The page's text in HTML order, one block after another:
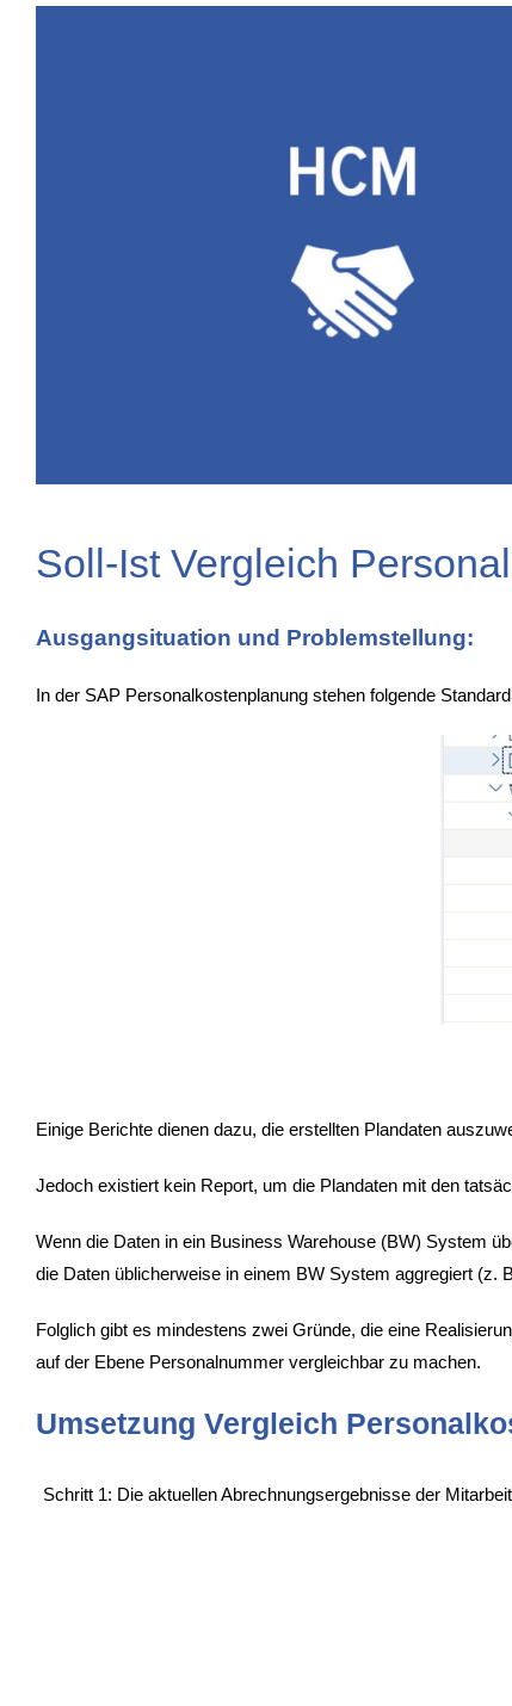
Soll-Ist Vergleich
Ausgangsituation und Problemstellung:
In der SAP Personalkostenplanung stehen folgende
Einige Berichte dienen dazu, die erstellten Plandaten
Jedoch existiert kein Report, um die Plandaten mit den
Wenn die Daten in ein Business Warehouse (BW) System
die Daten üblicherweise in einem BW System aggregiert (z.
Folglich gibt es mindestens zwei Gründe, die eine
auf der Ebene Personalnummer vergleichbar zu machen.
Umsetzung Vergleich
Schritt 1: Die aktuellen Abrechnungsergebnisse der